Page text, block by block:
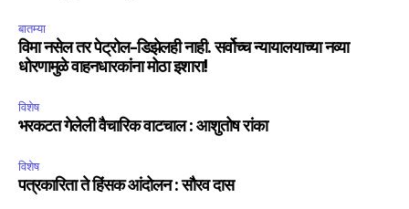
बातम्या
विमा नसेल तर पेट्रोल-डिझेलही नाही. सर्वोच्च न्यायालयाच्या नव्या
धोरणामुळे वाहनधारकांना मोठा इशारा!
विशेष
भरकटत गेलेली वैचारिक वाटचाल : आशुतोष रांका
विशेष
पत्रकारिता ते हिंसक आंदोलन : सौरव दास